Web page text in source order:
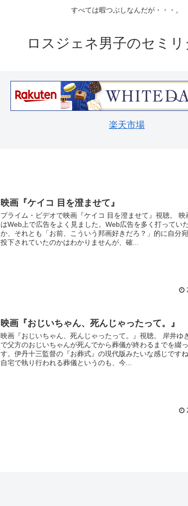
すべては暇つぶしなんだが・・・。
ロスジェネ男子のセミ
楽天市場
映画『ケイコ 目を澄ませて』
プライム・ビデオで映画『ケイコ 目を澄ませて』視聴。 映
はWeb上で広告をよく見ました。Web広告を多く打ってい
か、それとも「お前、こういう邦画好きだろ？」的に自分
投下されていたのかはわかりませんが、確...
映画『おじいちゃん、死んじゃったって。』
映画『おじいちゃん、死んじゃったって。』視聴。 岸井ゆ
で父方のおじいちゃんが死んでから葬儀が終わるまでを綴
す。伊丹十三監督の『お葬式』の現代版みたいな感じです
自宅で執り行われる葬儀というのも、今...